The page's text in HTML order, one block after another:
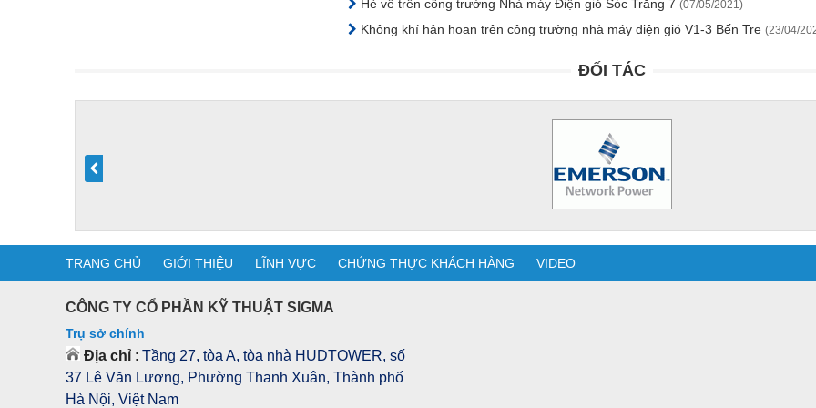
Hè về trên công trường Nhà máy Điện gió Sóc Trăng 7 (07/05/2021)
Không khí hân hoan trên công trường nhà máy điện gió V1-3 Bến Tre (23/04/
ĐỐI TÁC
TRANG CHỦ GIỚI THIỆU LĨNH VỰC CHỨNG THỰC KHÁCH HÀNG VIDEO
CÔNG TY CỔ PHẦN KỸ THUẬT SIGMA
Trụ sở chính
Địa chỉ : Tầng 27, tòa A, tòa nhà HUDTOWER, số
37 Lê Văn Lương, Phường Thanh Xuân, Thành phố
Hà Nội, Việt Nam